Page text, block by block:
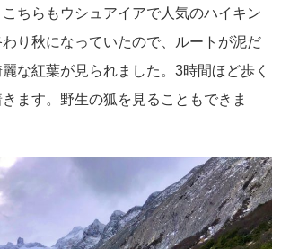
ちらもウシュアイアで人気のハイキン
り秋になっていたので、ルートが泥だ
な紅葉が見られました。3時間ほど歩く
ます。野生の狐を見ることもできま